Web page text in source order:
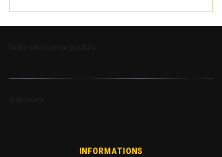
INFORMATIONS